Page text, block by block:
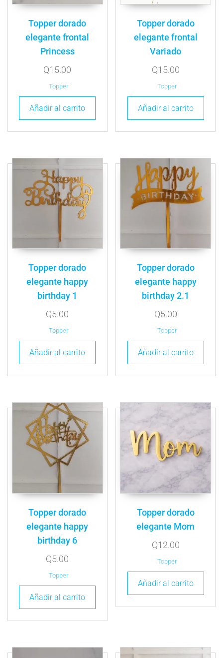
Topper dorado
elegante frontal
Princess
Q15.00
Topper
Añadir al carrito
Topper dorado
elegante frontal
Variado
Q15.00
Topper
Añadir al carrito
Topper dorado
elegante happy
birthday 1
Q5.00
Topper
Añadir al carrito
Topper dorado
elegante happy
birthday 2.1
Q5.00
Topper
Añadir al carrito
Topper dorado
elegante happy
birthday 6
Q5.00
Topper
Añadir al carrito
Topper dorado
elegante Mom
Q12.00
Topper
Añadir al carrito